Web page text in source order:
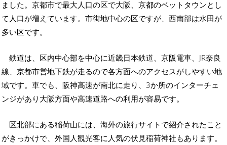
ました。京都市で最大人口の区で大阪、京都のベットタウンとし
て人口が増えています。市街地中心の区ですが、西南部は水田が
多い区です。
鉄道は、区内中心部を中心に近畿日本鉄道、京阪電車、JR奈良
線、京都市営地下鉄が走るので各方面へのアクセスがしやすい地
域です。車でも、阪神高速が南北に走り、3か所のインターチェ
ンジがあり大阪方面や高速道路への利用が容易です。
区北部にある稲荷山には、海外の旅行サイトで紹介されたこと
がきっかけで、外国人観光客に人気の伏見稲荷神社もあります。